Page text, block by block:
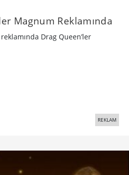
Magnum Reklamında
Drag Queen’ler
REKLAM